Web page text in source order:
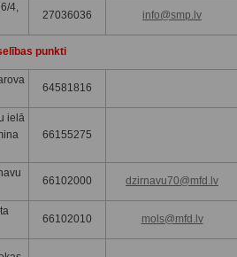
4,
27036036 info@smp.lv
punkti
64581816
ielā
66155275
66102000 dzirnavu70@mfd.lv
66102010 mols@mfd.lv